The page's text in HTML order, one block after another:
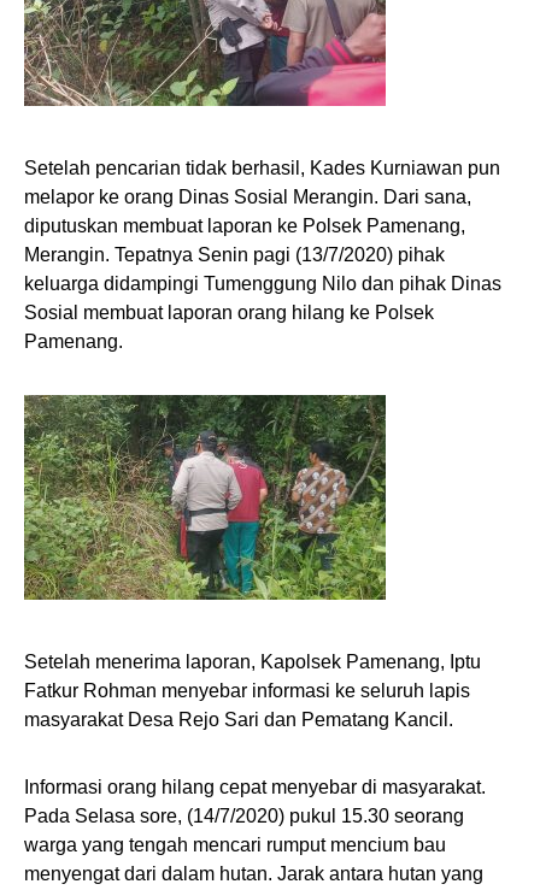
Setelah pencarian tidak berhasil, Kades Kurniawan pun
melapor ke orang Dinas Sosial Merangin. Dari sana,
diputuskan membuat laporan ke Polsek Pamenang,
Merangin. Tepatnya Senin pagi (13/7/2020) pihak
keluarga didampingi Tumenggung Nilo dan pihak Dinas
Sosial membuat laporan orang hilang ke Polsek
Pamenang.
Setelah menerima laporan, Kapolsek Pamenang, Iptu
Fatkur Rohman menyebar informasi ke seluruh lapis
masyarakat Desa Rejo Sari dan Pematang Kancil.
Informasi orang hilang cepat menyebar di masyarakat.
Pada Selasa sore, (14/7/2020) pukul 15.30 seorang
warga yang tengah mencari rumput mencium bau
menyengat dari dalam hutan. Jarak antara hutan yang